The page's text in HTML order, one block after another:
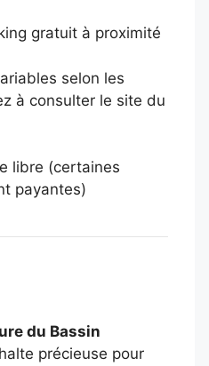
gratuit à proximité
selon les
à consulter le site du
libre (certaines
payantes)
du Bassin
précieuse pour